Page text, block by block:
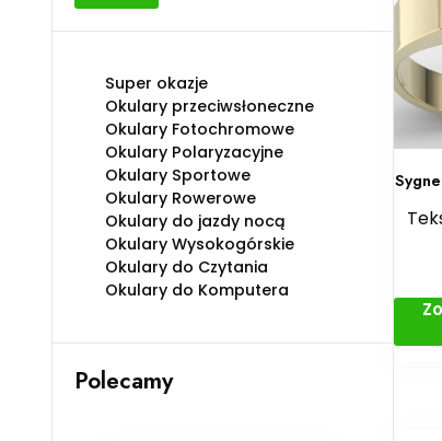
Super okazje
Okulary przeciwsłoneczne
Okulary Fotochromowe
Okulary Polaryzacyjne
Okulary Sportowe
Okulary Rowerowe
Okulary do jazdy nocą
Okulary Wysokogórskie
Okulary do Czytania
Okulary do Komputera
Polecamy